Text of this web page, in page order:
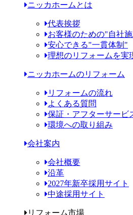
ニッカホームとは
代表挨拶
お客様のための"自社
安心できる"一貫体制"
理想のリフォームを実
ニッカホームのリフォーム
リフォームの流れ
よくある質問
保証・アフターサービ
環境への取り組み
会社案内
会社概要
沿革
2027年新卒採用サイト
中途採用サイト
リフォーム市場